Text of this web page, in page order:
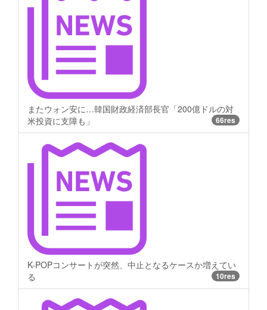
またウォン安に…韓国財政経済部長官「200億ドルの対
米投資に支障も」
66res
K-POPコンサートが突然、中止となるケースか増えてい
る
10res